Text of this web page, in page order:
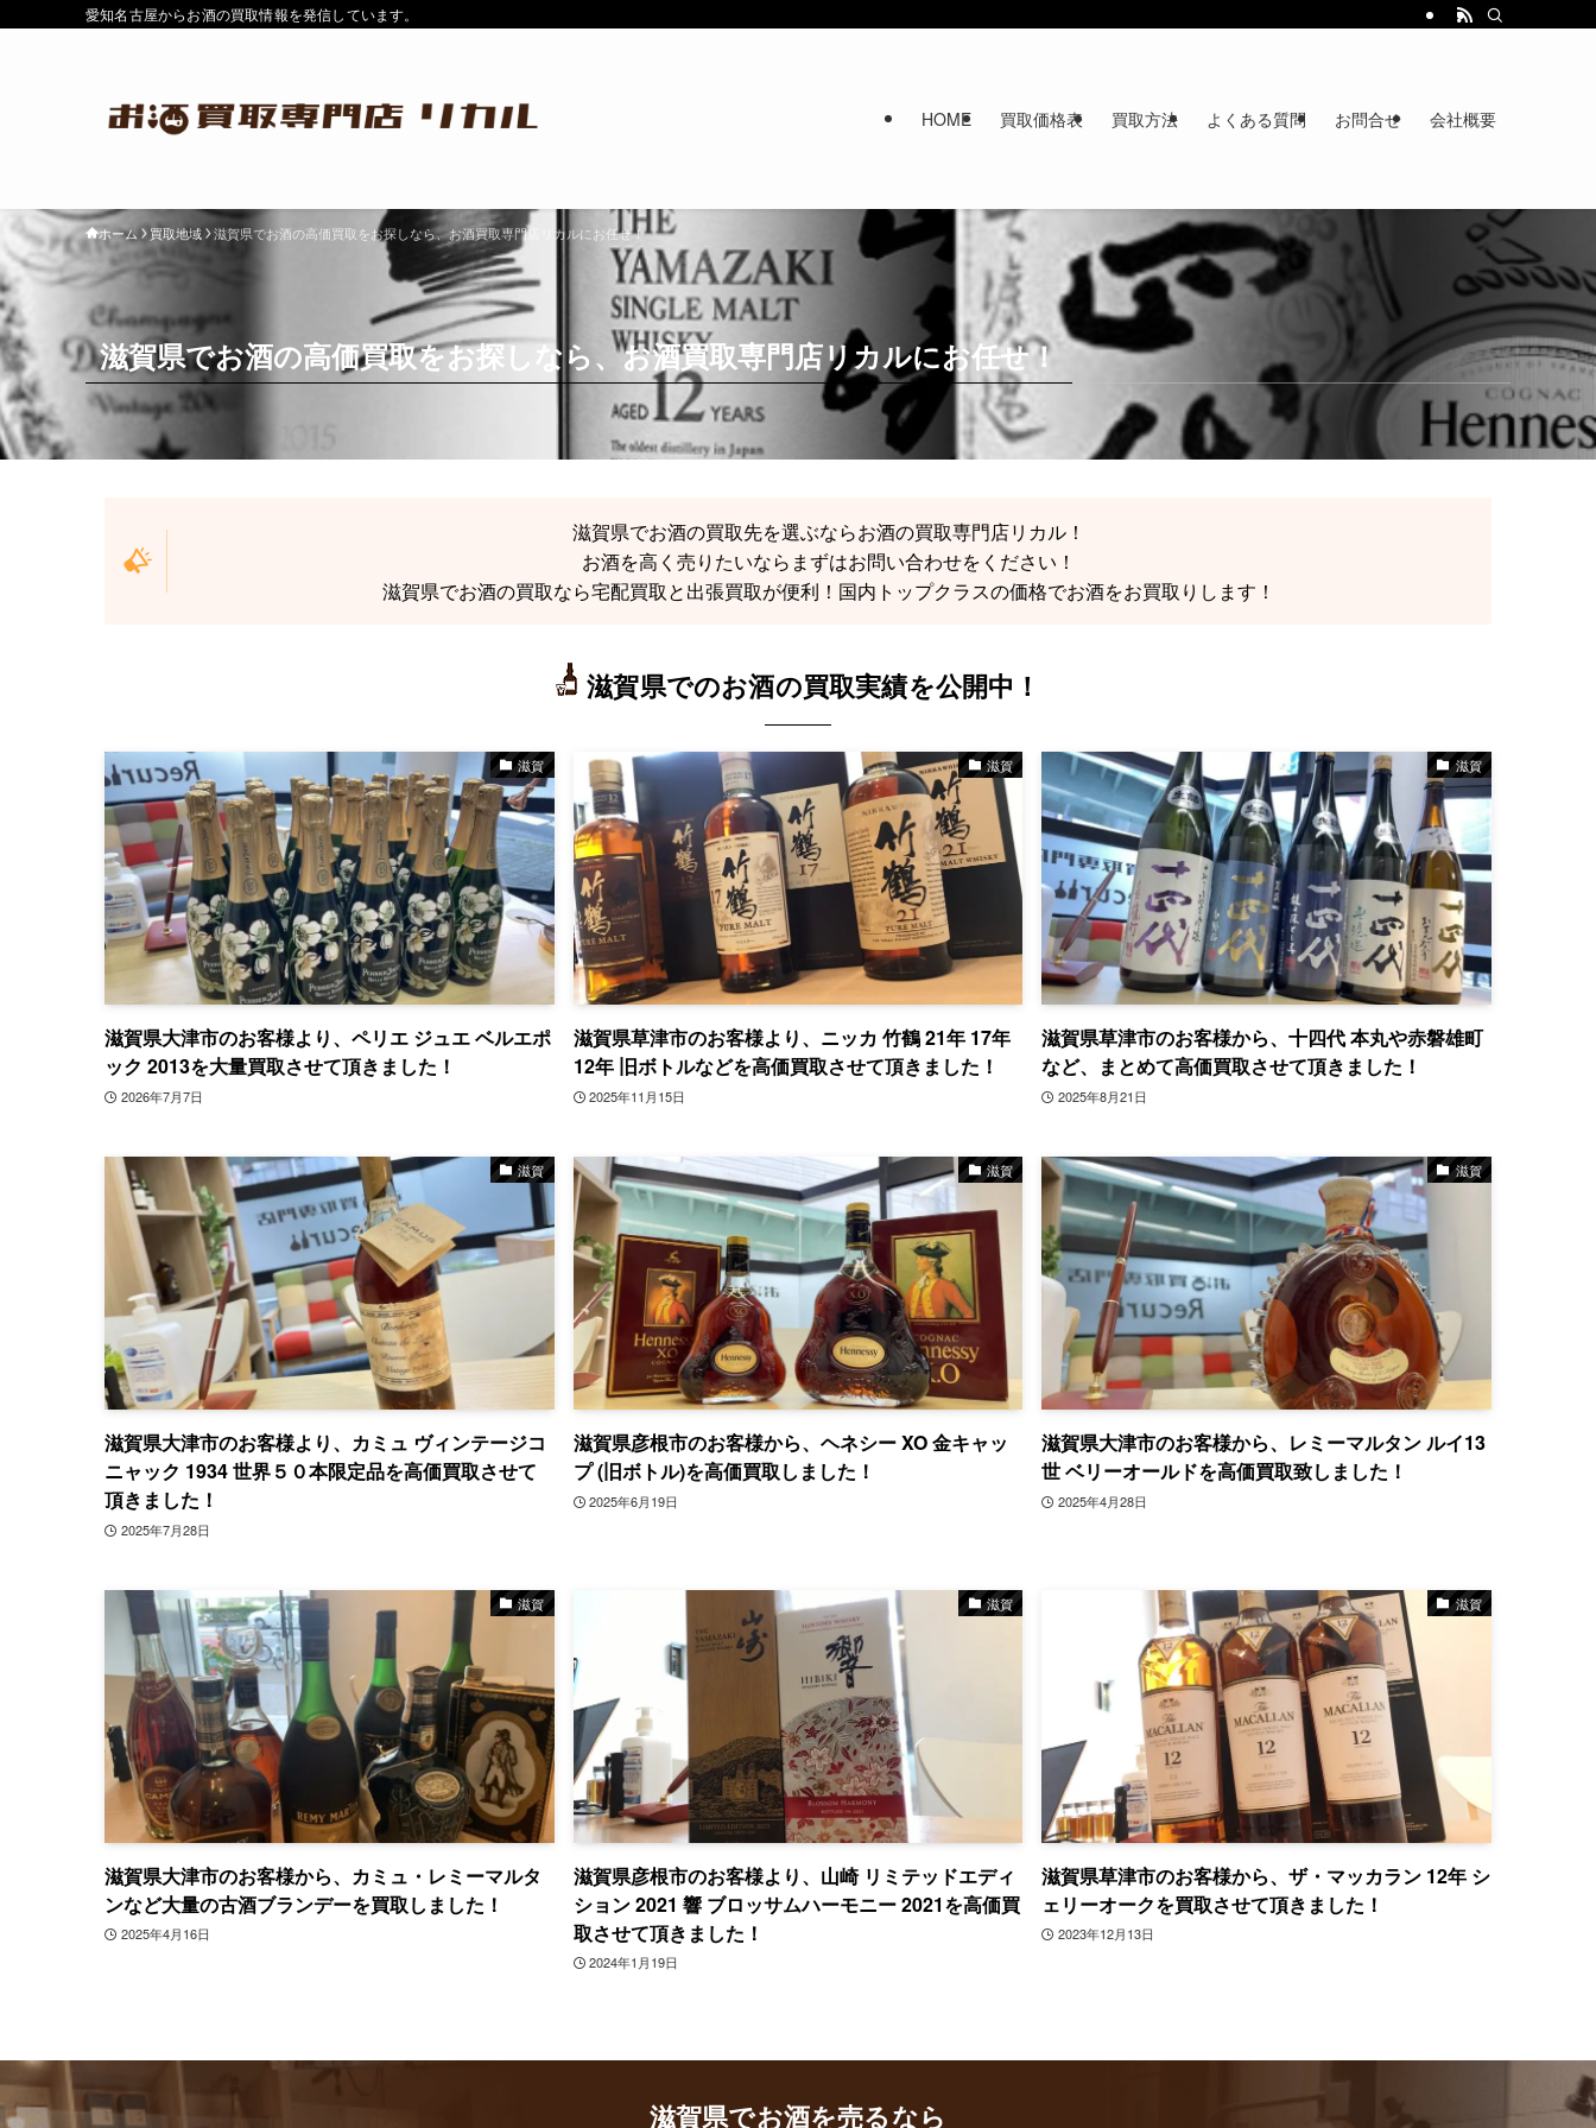
愛知名古屋からお酒の買取情報を発信しています。
HOME 買取価格表 買取方法 よくある質問 お問合せ 会社概要
ホーム 買取地域 滋賀県でお酒の高価買取をお探しなら、お酒買取専門店リカルにお任せ！
滋賀県でお酒の高価買取をお探しなら、お酒買取専門店リカルにお任せ！
滋賀県でお酒の買取先を選ぶならお酒の買取専門店リカル！
お酒を高く売りたいならまずはお問い合わせをください！
滋賀県でお酒の買取なら宅配買取と出張買取が便利！国内トップクラスの価格でお酒をお買取りします！
滋賀県でのお酒の買取実績を公開中！
滋賀
滋賀県大津市のお客様より、ペリエ ジュエ ベルエポ
ック 2013を大量買取させて頂きました！
2026年7月7日
滋賀
滋賀県草津市のお客様より、ニッカ 竹鶴 21年 17年
12年 旧ボトルなどを高価買取させて頂きました！
2025年11月15日
滋賀
滋賀県草津市のお客様から、十四代 本丸や赤磐雄町
など、まとめて高価買取させて頂きました！
2025年8月21日
滋賀
滋賀県大津市のお客様より、カミュ ヴィンテージコ
ニャック 1934 世界５０本限定品を高価買取させて
頂きました！
2025年7月28日
滋賀
滋賀県彦根市のお客様から、ヘネシー XO 金キャッ
プ (旧ボトル)を高価買取しました！
2025年6月19日
滋賀
滋賀県大津市のお客様から、レミーマルタン ルイ13
世 ベリーオールドを高価買取致しました！
2025年4月28日
滋賀
滋賀県大津市のお客様から、カミュ・レミーマルタ
ンなど大量の古酒ブランデーを買取しました！
2025年4月16日
滋賀
滋賀県彦根市のお客様より、山崎 リミテッドエディ
ション 2021 響 ブロッサムハーモニー 2021を高価買
取させて頂きました！
2024年1月19日
滋賀
滋賀県草津市のお客様から、ザ・マッカラン 12年 シ
ェリーオークを買取させて頂きました！
2023年12月13日
滋賀県でお酒を売るなら